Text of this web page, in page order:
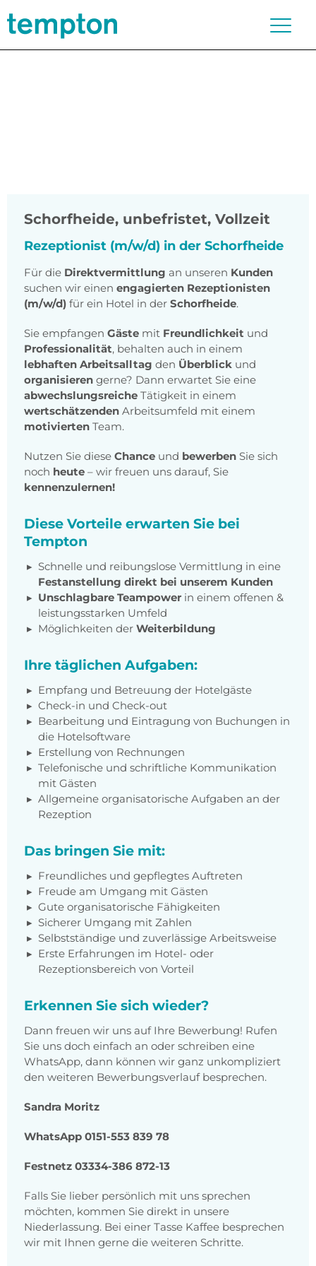
Schorfheide, unbefristet, Vollzeit
Rezeptionist (m/w/d) in der Schorfheide
Für die Direktvermittlung an unseren Kunden
suchen wir einen engagierten Rezeptionisten
(m/w/d) für ein Hotel in der Schorfheide.
Sie empfangen Gäste mit Freundlichkeit und
Professionalität, behalten auch in einem
lebhaften Arbeitsalltag den Überblick und
organisieren gerne? Dann erwartet Sie eine
abwechslungsreiche Tätigkeit in einem
wertschätzenden Arbeitsumfeld mit einem
motivierten Team.
Nutzen Sie diese Chance und bewerben Sie sich
noch heute – wir freuen uns darauf, Sie
kennenzulernen!
Diese Vorteile erwarten Sie bei
Tempton
Schnelle und reibungslose Vermittlung in eine
Festanstellung direkt bei unserem Kunden
Unschlagbare Teampower in einem offenen &
leistungsstarken Umfeld
Möglichkeiten der Weiterbildung
Ihre täglichen Aufgaben:
Empfang und Betreuung der Hotelgäste
Check-in und Check-out
Bearbeitung und Eintragung von Buchungen in
die Hotelsoftware
Erstellung von Rechnungen
Telefonische und schriftliche Kommunikation
mit Gästen
Allgemeine organisatorische Aufgaben an der
Rezeption
Das bringen Sie mit:
Freundliches und gepflegtes Auftreten
Freude am Umgang mit Gästen
Gute organisatorische Fähigkeiten
Sicherer Umgang mit Zahlen
Selbstständige und zuverlässige Arbeitsweise
Erste Erfahrungen im Hotel- oder
Rezeptionsbereich von Vorteil
Erkennen Sie sich wieder?
Dann freuen wir uns auf Ihre Bewerbung! Rufen
Sie uns doch einfach an oder schreiben eine
WhatsApp, dann können wir ganz unkompliziert
den weiteren Bewerbungsverlauf besprechen.
Sandra Moritz
WhatsApp 0151-553 839 78
Festnetz 03334-386 872-13
Falls Sie lieber persönlich mit uns sprechen
möchten, kommen Sie direkt in unsere
Niederlassung. Bei einer Tasse Kaffee besprechen
wir mit Ihnen gerne die weiteren Schritte.